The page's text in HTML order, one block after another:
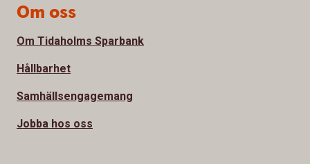
Om oss
Om Tidaholms Sparbank
Hållbarhet
Samhällsengagemang
Jobba hos oss